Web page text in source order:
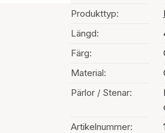
Produkttyp:
Längd:
Färg:
Material:
Pärlor / Stenar:
Artikelnummer: